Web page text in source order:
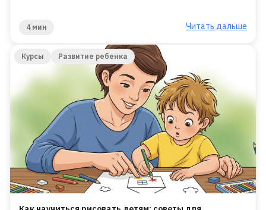
4 мин Читать дальше
Курсы Развитие ребенка